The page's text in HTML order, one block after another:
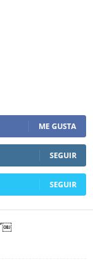
ME GUSTA
SEGUIR
SEGUIR